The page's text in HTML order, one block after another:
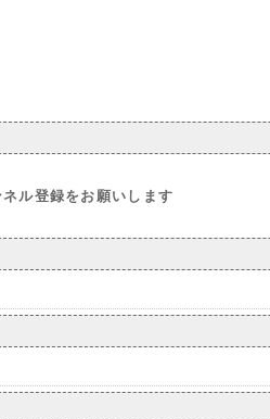
ル登録をお願いします